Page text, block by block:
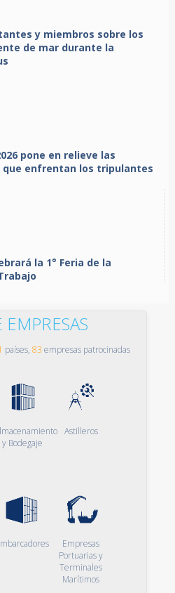
y miembros sobre los
de mar durante la
pone en relieve las
que enfrentan los tripulantes
la 1° Feria de la
países, 83 empresas patrocinadas
y Bodegaje
Astilleros
Empresas
Portuarias y
Terminales
Marítimos